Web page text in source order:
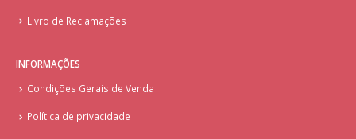
Livro de Reclamações
INFORMAÇÕES
Condições Gerais de Venda
Política de privacidade